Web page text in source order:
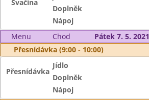
Svačina
Doplněk
Nápoj
Menu
Chod
Pátek 7. 5. 2021
Přesnídávka (9:00 - 10:00)
Přesnídávka
Jídlo
Doplněk
Nápoj